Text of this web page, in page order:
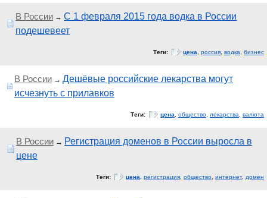
В России → С 1 февраля 2015 года водка в России
подешевеет
Теги: цена россия водка бизнес
В России → Дешёвые российские лекарства могут
исчезнуть с прилавков
Теги: цена общество лекарства валюта
В России → Регистрация доменов в России выросла в
цене
Теги: цена регистрация общество интернет, домен